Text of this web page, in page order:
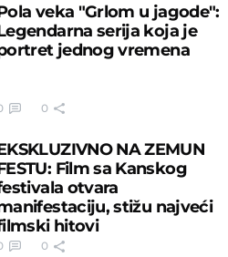
veka "Grlom u jagode":
serija koja je
jednog vremena
0
NA ZEMUN
Film sa Kanskog
otvara
stižu najveći
hitovi
0